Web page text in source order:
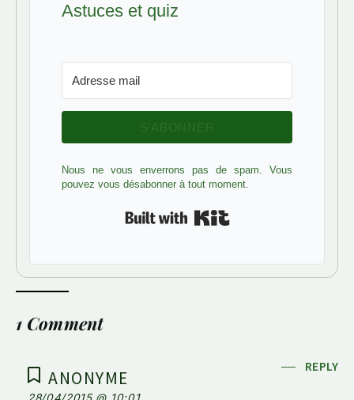
Astuces et quiz
S’ABONNER
Nous ne vous enverrons pas de spam. Vous
pouvez vous désabonner à tout moment.
Built with Kit
1 Comment
ANONYME
REPLY